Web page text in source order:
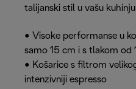
talijanski stil u vašu
• Visoke performanse u
samo 15 cm i s tlakom od
• Košarice s filtrom
intenzivniji espresso